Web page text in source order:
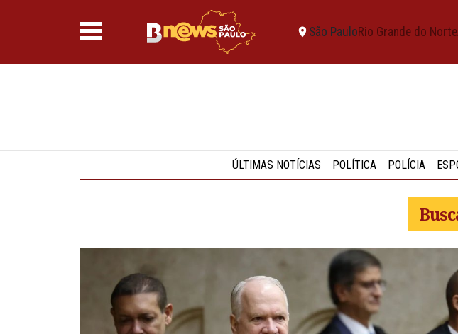
São PauloRio Grande do Norte
ÚLTIMAS NOTÍCIAS POLÍTICA POLÍCIA